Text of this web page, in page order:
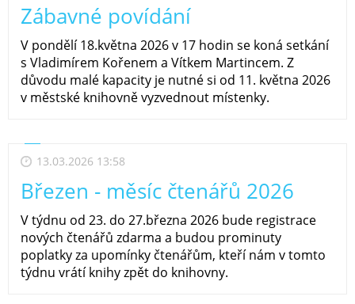
Zábavné povídání
V pondělí 18.května 2026 v 17 hodin se koná setkání
s Vladimírem Kořenem a Vítkem Martincem. Z
důvodu malé kapacity je nutné si od 11. května 2026
v městské knihovně vyzvednout místenky.
13.03.2026 13:58
Březen - měsíc čtenářů 2026
V týdnu od 23. do 27.března 2026 bude registrace
nových čtenářů zdarma a budou prominuty
poplatky za upomínky čtenářům, kteří nám v tomto
týdnu vrátí knihy zpět do knihovny.